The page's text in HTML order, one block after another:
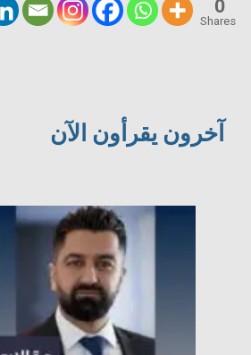
آخرون يقرأون الآن
0
Shares